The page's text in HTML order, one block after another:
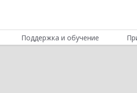
Поддержка и обучение